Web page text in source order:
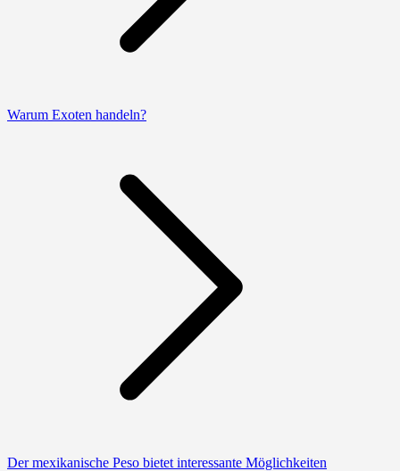
Warum Exoten handeln?
Der mexikanische Peso bietet interessante Möglichkeiten